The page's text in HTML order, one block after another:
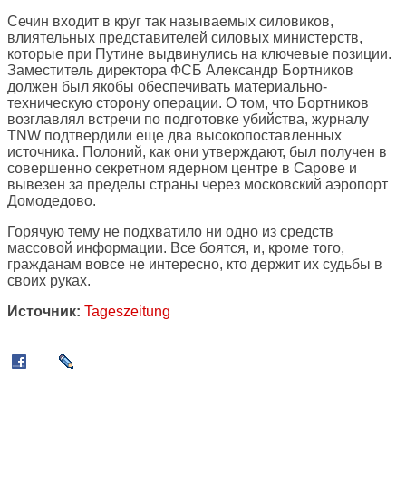
Сечин входит в круг так называемых силовиков,
влиятельных представителей силовых министерств,
которые при Путине выдвинулись на ключевые позиции.
Заместитель директора ФСБ Александр Бортников
должен был якобы обеспечивать материально-
техническую сторону операции. О том, что Бортников
возглавлял встречи по подготовке убийства, журналу
TNW подтвердили еще два высокопоставленных
источника. Полоний, как они утверждают, был получен в
совершенно секретном ядерном центре в Сарове и
вывезен за пределы страны через московский аэропорт
Домодедово.
Горячую тему не подхватило ни одно из средств
массовой информации. Все боятся, и, кроме того,
гражданам вовсе не интересно, кто держит их судьбы в
своих руках.
Источник: Tageszeitung